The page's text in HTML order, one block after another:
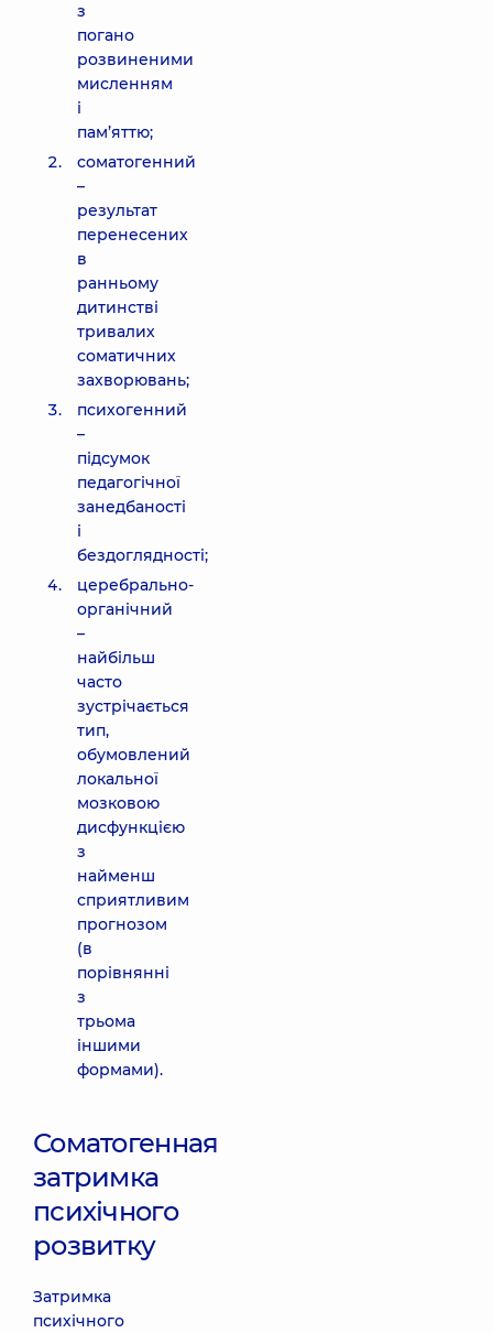
з
погано
розвиненими
мисленням
і
пам’яттю;
соматогенний
–
результат
перенесених
в
ранньому
дитинстві
тривалих
соматичних
захворювань;
психогенний
–
підсумок
педагогічної
занедбаності
і
бездоглядності;
церебрально-
органічний
–
найбільш
часто
зустрічається
тип,
обумовлений
локальної
мозковою
дисфункцією
з
найменш
сприятливим
прогнозом
(в
порівнянні
з
трьома
іншими
формами).
Соматогенная
затримка
психічного
розвитку
Затримка
психічного